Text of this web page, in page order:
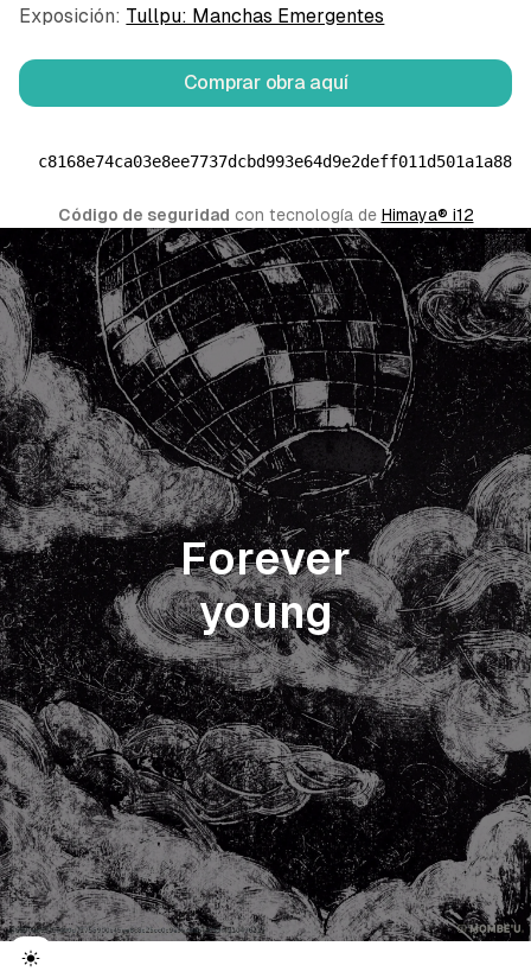
Exposición: Tullpu: Manchas Emergentes
Comprar obra aquí
Código de seguridad con tecnología de Himaya® i12
Forever
young